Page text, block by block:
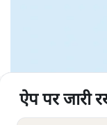
ऐप पर जारी
ऐप पर जारी
ऐप पर जारी
ऐप पर जारी
ऐप पर जारी
ऐप पर जारी
ऐप पर जारी
ऐप पर जारी